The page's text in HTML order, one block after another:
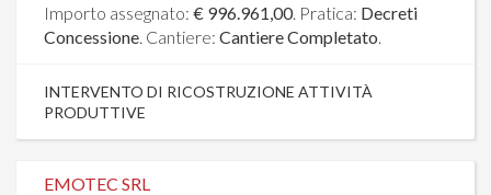
Importo assegnato: € 996.961,00. Pratica: Decreti
Concessione. Cantiere: Cantiere Completato.
INTERVENTO DI RICOSTRUZIONE ATTIVITÀ
PRODUTTIVE
EMOTEC SRL